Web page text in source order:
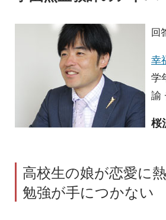
回
幸
学
諭
桜
高校生の娘が恋愛に
勉強が手につかない